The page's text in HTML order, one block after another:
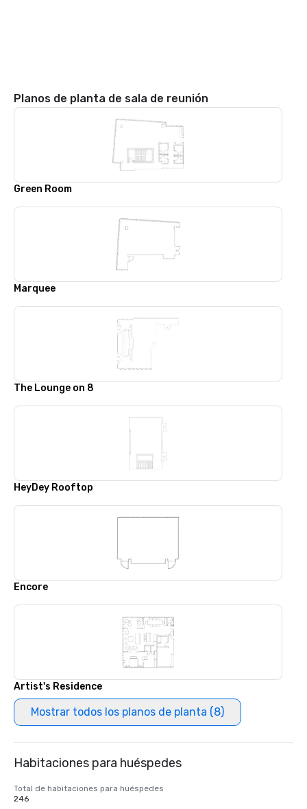
Planos de planta de sala de reunión
Green Room
Marquee
The Lounge on 8
HeyDey Rooftop
Encore
Artist's Residence
Mostrar todos los planos de planta (8)
Habitaciones para huéspedes
Total de habitaciones para huéspedes
246